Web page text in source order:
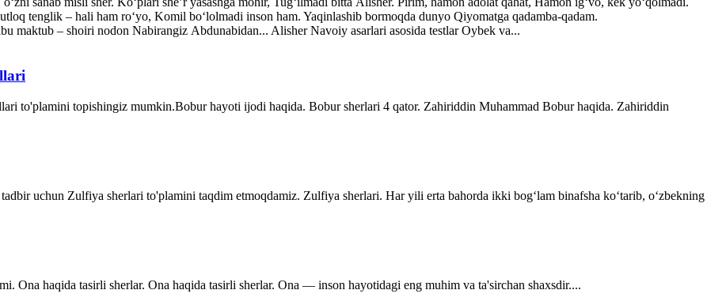
tenglik – hali ham ro‘yo, Komil bo‘lolmadi inson ham. Yaqinlashib bormoqda dunyo Qiyomatga qadamba-qadam.
maktub – shoiri nodon Nabirangiz Abdunabidan... Alisher Navoiy asarlari asosida testlar Oybek va...
to'plamini topishingiz mumkin.Bobur hayoti ijodi haqida. Bobur sherlari 4 qator. Zahiriddin Muhammad Bobur haqida. Zahiriddin
uchun Zulfiya sherlari to'plamini taqdim etmoqdamiz. Zulfiya sherlari. Har yili erta bahorda ikki bogʻlam binafsha koʻtarib, oʻzbekning
Ona haqida tasirli sherlar. Ona haqida tasirli sherlar. Ona — inson hayotidagi eng muhim va ta'sirchan shaxsdir....